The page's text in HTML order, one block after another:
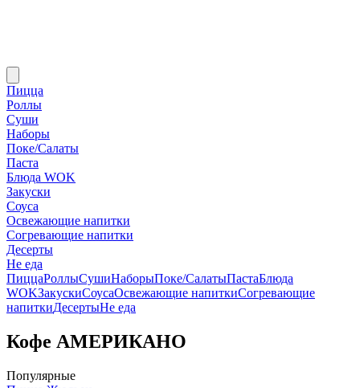
Пицца
Роллы
Суши
Наборы
Поке/Салаты
Паста
Блюда WOK
Закуски
Соуса
Освежающие напитки
Согревающие напитки
Десерты
Не еда
ПиццаРоллыСушиНаборыПоке/СалатыПастаБлюда
WOKЗакускиСоусаОсвежающие напиткиСогревающие
напиткиДесертыНе еда
Кофе АМЕРИКАНО
Популярные